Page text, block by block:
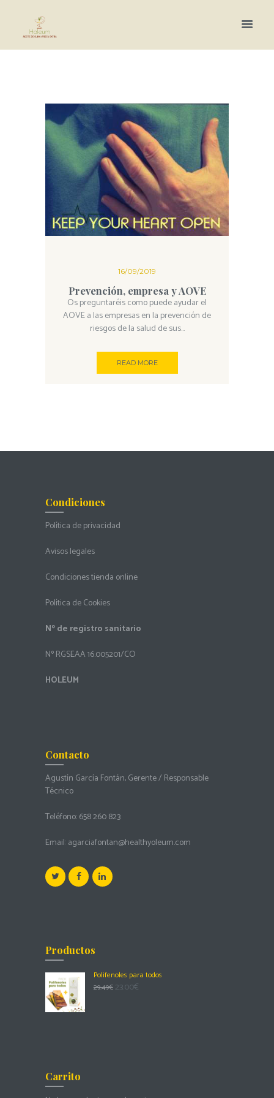
16/09/2019
Prevención, empresa y AOVE
Os preguntaréis como puede ayudar el
AOVE a las empresas en la prevención de
riesgos de la salud de sus...
READ MORE
Condiciones
Política de privacidad
Avisos legales
Condiciones tienda online
Política de Cookies
Nº de registro sanitario
Nº RGSEAA 16.005201/CO
HOLEUM
Contacto
Agustín García Fontán, Gerente / Responsable
Técnico
Teléfono:658 260 823
Email:agarciafontan@healthyoleum.com
Productos
Polifenoles para todos
29.49€ 23.00€
Carrito